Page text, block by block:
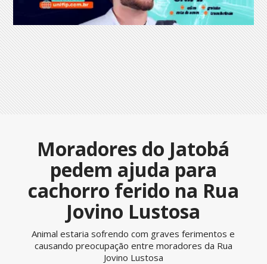
Moradores do Jatobá
pedem ajuda para
cachorro ferido na Rua
Jovino Lustosa
Animal estaria sofrendo com graves ferimentos e
causando preocupação entre moradores da Rua
Jovino Lustosa